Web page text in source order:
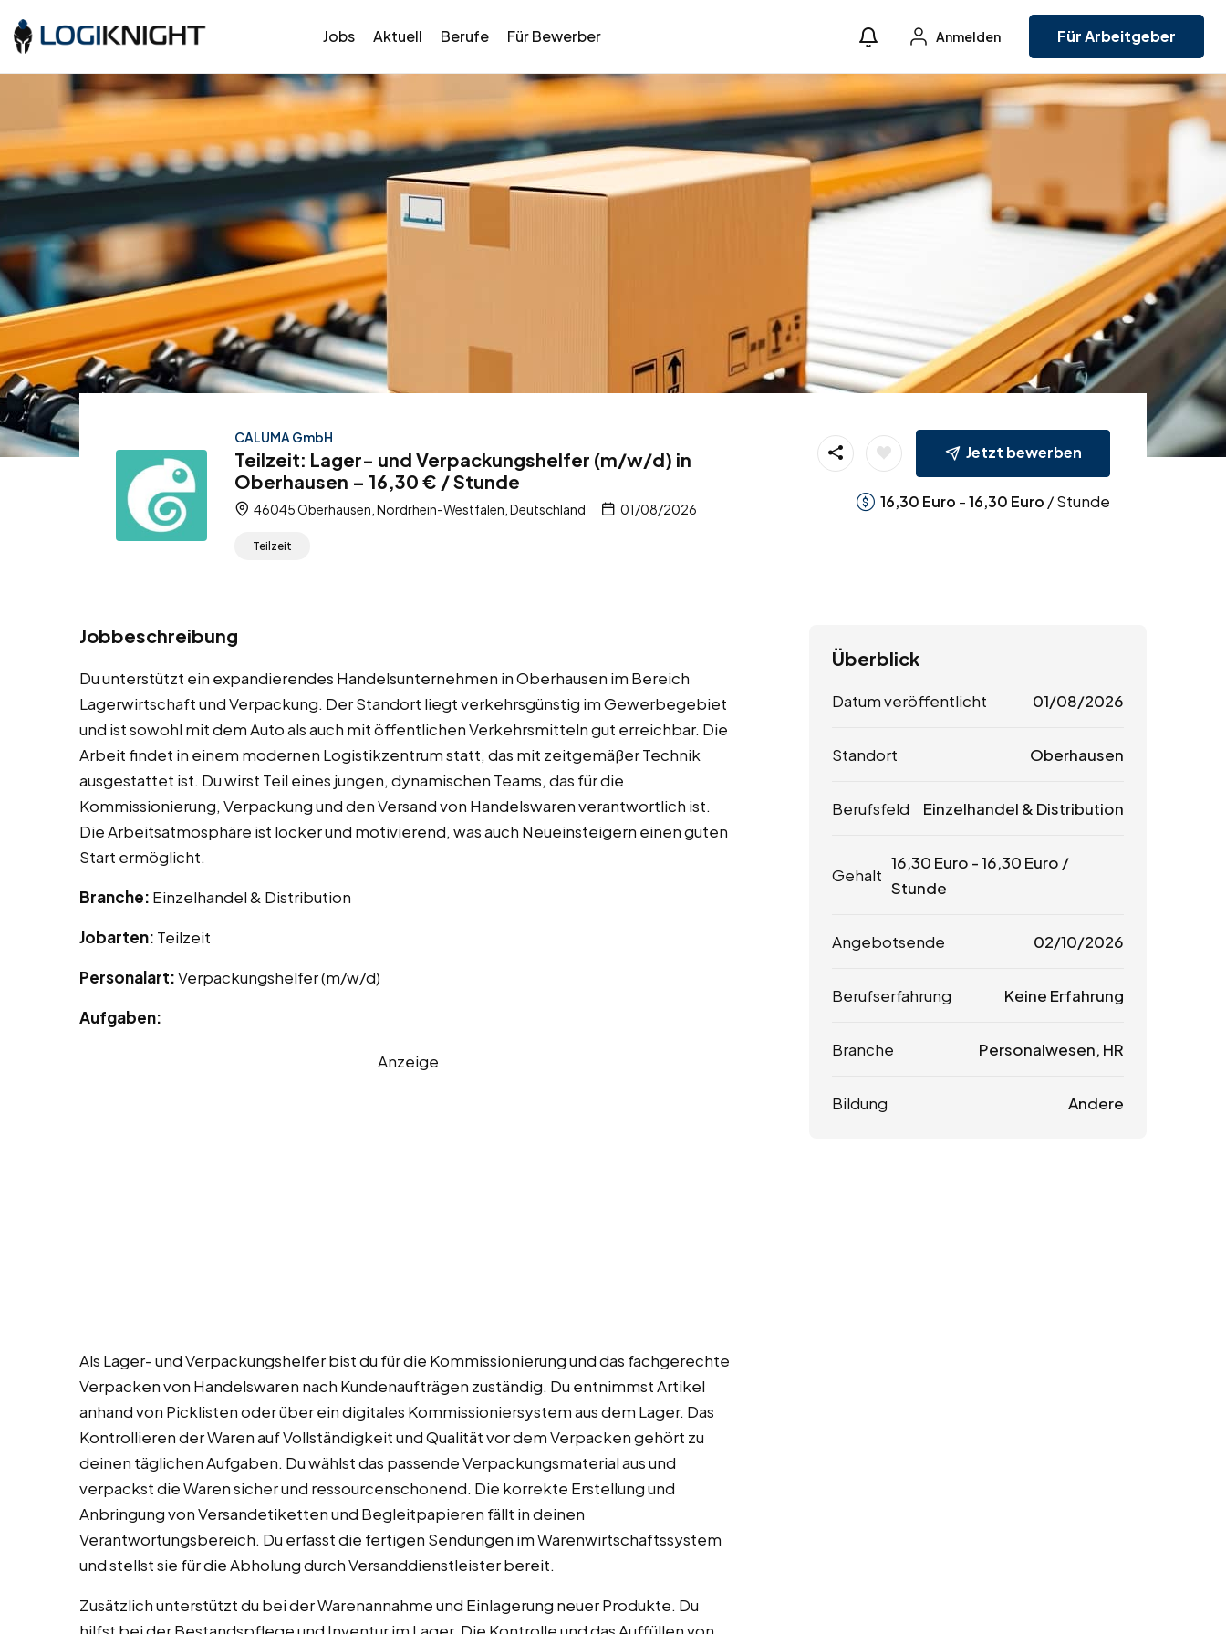
Jobs Aktuell Berufe Für Bewerber Anmelden Für Arbeitgeber
CALUMA GmbH
Teilzeit: Lager- und Verpackungshelfer (m/w/d) in
Oberhausen – 16,30 € / Stunde
46045 Oberhausen, Nordrhein-Westfalen, Deutschland 01/08/2026
Teilzeit
Jetzt bewerben
16,30 Euro -16,30 Euro / Stunde
Jobbeschreibung
Du unterstützt ein expandierendes Handelsunternehmen in Oberhausen im Bereich
Lagerwirtschaft und Verpackung. Der Standort liegt verkehrsgünstig im Gewerbegebiet
und ist sowohl mit dem Auto als auch mit öffentlichen Verkehrsmitteln gut erreichbar. Die
Arbeit findet in einem modernen Logistikzentrum statt, das mit zeitgemäßer Technik
ausgestattet ist. Du wirst Teil eines jungen, dynamischen Teams, das für die
Kommissionierung, Verpackung und den Versand von Handelswaren verantwortlich ist.
Die Arbeitsatmosphäre ist locker und motivierend, was auch Neueinsteigern einen guten
Start ermöglicht.
Branche: Einzelhandel & Distribution
Jobarten: Teilzeit
Personalart:Verpackungshelfer (m/w/d)
Aufgaben:
Anzeige
Als Lager- und Verpackungshelfer bist du für die Kommissionierung und das fachgerechte
Verpacken von Handelswaren nach Kundenaufträgen zuständig. Du entnimmst Artikel
anhand von Picklisten oder über ein digitales Kommissioniersystem aus dem Lager. Das
Kontrollieren der Waren auf Vollständigkeit und Qualität vor dem Verpacken gehört zu
deinen täglichen Aufgaben. Du wählst das passende Verpackungsmaterial aus und
verpackst die Waren sicher und ressourcenschonend. Die korrekte Erstellung und
Anbringung von Versandetiketten und Begleitpapieren fällt in deinen
Verantwortungsbereich. Du erfasst die fertigen Sendungen im Warenwirtschaftssystem
und stellst sie für die Abholung durch Versanddienstleister bereit.
Zusätzlich unterstützt du bei der Warenannahme und Einlagerung neuer Produkte. Du
Überblick
Datum veröffentlicht 01/08/2026
Standort Oberhausen
Berufsfeld Einzelhandel & Distribution
Gehalt
16,30 Euro -16,30 Euro /
Stunde
Angebotsende 02/10/2026
Berufserfahrung Keine Erfahrung
Branche Personalwesen, HR
Bildung Andere